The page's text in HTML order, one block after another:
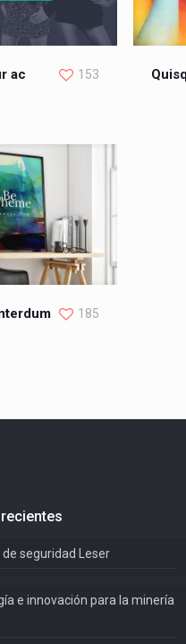
ac
153
185
seguridad Leser
e innovación para la minería